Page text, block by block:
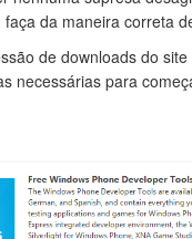
faça da maneira correta
de downloads do
necessárias para